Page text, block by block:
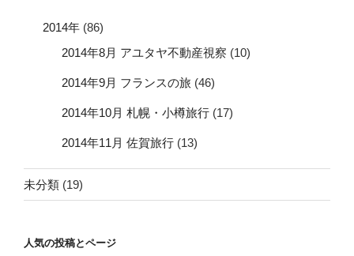
2014年 (86)
2014年8月 アユタヤ不動産視察 (10)
2014年9月 フランスの旅 (46)
2014年10月 札幌・小樽旅行 (17)
2014年11月 佐賀旅行 (13)
未分類 (19)
人気の投稿とページ